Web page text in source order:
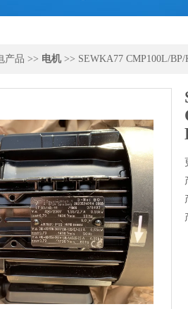
产品 >> 电机 >> SEWKA77 CMP100L/